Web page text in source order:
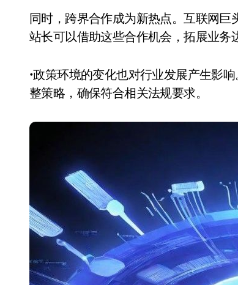
同时，跨界合作成为新热点。互联网巨
站长可以借助这些合作机会，拓展业务
•政策环境的变化也对行业发展产生影
整策略，确保符合相关法规要求。